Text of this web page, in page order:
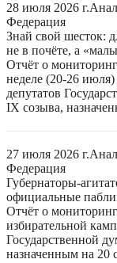
28 июля 2026 г.
Федерация
Знай свой шесток:
не в почёте, а
Отчёт о
неделе (20-26
депутатов
IX созыва,
27 июля 2026 г.
Федерация
Губернаторы-
официальные
Отчёт о
избирательной
Государственной
назначенным на 20